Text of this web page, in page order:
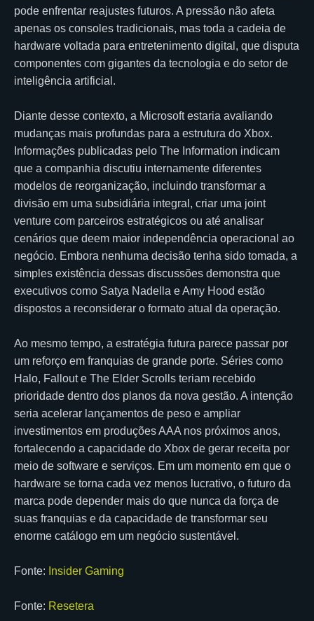
pode enfrentar reajustes futuros. A pressão não afeta
apenas os consoles tradicionais, mas toda a cadeia de
hardware voltada para entretenimento digital, que disputa
componentes com gigantes da tecnologia e do setor de
inteligência artificial.
Diante desse contexto, a Microsoft estaria avaliando
mudanças mais profundas para a estrutura do Xbox.
Informações publicadas pelo The Information indicam
que a companhia discutiu internamente diferentes
modelos de reorganização, incluindo transformar a
divisão em uma subsidiária integral, criar uma joint
venture com parceiros estratégicos ou até analisar
cenários que deem maior independência operacional ao
negócio. Embora nenhuma decisão tenha sido tomada, a
simples existência dessas discussões demonstra que
executivos como Satya Nadella e Amy Hood estão
dispostos a reconsiderar o formato atual da operação.
Ao mesmo tempo, a estratégia futura parece passar por
um reforço em franquias de grande porte. Séries como
Halo, Fallout e The Elder Scrolls teriam recebido
prioridade dentro dos planos da nova gestão. A intenção
seria acelerar lançamentos de peso e ampliar
investimentos em produções AAA nos próximos anos,
fortalecendo a capacidade do Xbox de gerar receita por
meio de software e serviços. Em um momento em que o
hardware se torna cada vez menos lucrativo, o futuro da
marca pode depender mais do que nunca da força de
suas franquias e da capacidade de transformar seu
enorme catálogo em um negócio sustentável.
Fonte: Insider Gaming
Fonte: Resetera